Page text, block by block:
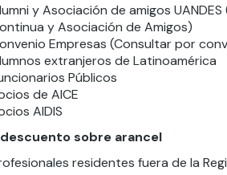
y Asociación de amigos
y Asociación de Amigos)
Empresas (Consultar por
extranjeros de Latinoamérica
Públicos
de AICE
AIDIS
sobre arancel
residentes fuera de la